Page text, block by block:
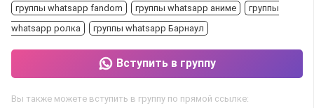
группы whatsapp fandom группы whatsapp аниме
группы
whatsapp ролка
группы whatsapp Барнаул
Вступить в группу
Вы также можете вступить в группу по прямой ссылке: